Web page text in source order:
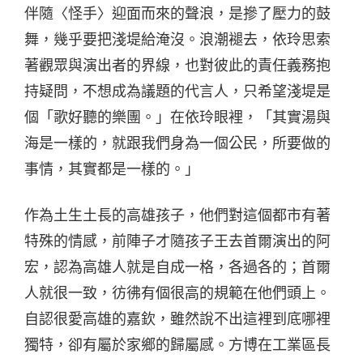
伴隨〈怪手〉迎面而來的聲浪，是摻了壓力的鼓
舞，幾乎要把淺堤給淹沒。浪潮褪去，依玲思索
著觀眾與演出者的界線，也對彼此的責任義務抱
持疑問，不想成為議題的代言人，只希望淺堤是
個「歌好聽的樂團。」在依玲眼裡，「其實湯與
海是一樣的，就跟我們身為一個公民，所要做的
事情，其實都是一樣的。」
作為土生土長的高雄孩子，他們對這個都市有著
特殊的情感，前陣子才隨孩子王去首爾演出的阿
宏，認為高雄人就是自成一格，各過各的；首爾
人就很一致，彷彿有個很高的規範在他們頭上。
自認很愛高雄的嘉欽，雖然說不出這裡到底哪裡
獨特，卻有屬於家鄉的歸屬感。方博在工業區長